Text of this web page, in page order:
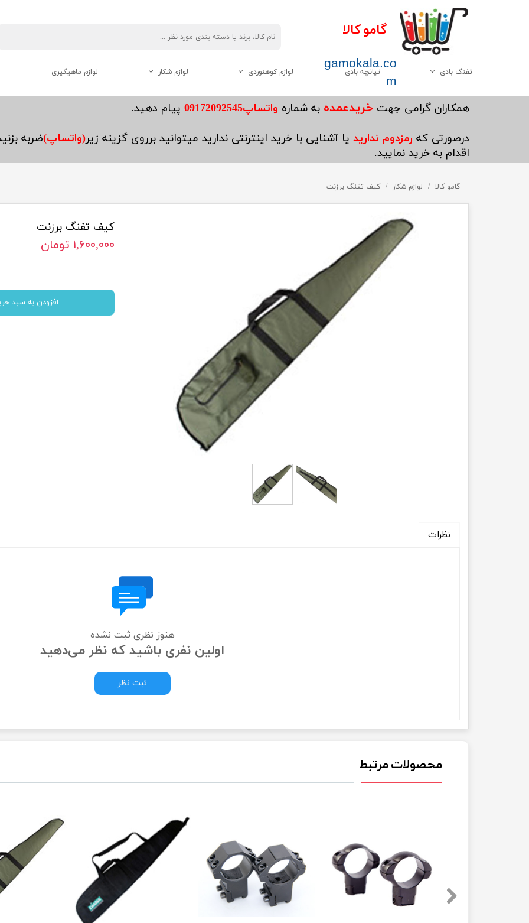
گامو کالا
gamokala.co
m
تفنگ بادی
همه موارد این دسته
وایرخ
تپانچه بادی لوازم کوهنوردی
چاقو تبر
کوله پشتی
کفش کوهنوردی
چادر
عصا کوهنوردی
لوازم شکار
لوازم جانبی تفنگ
لوازم ماهیگیری
​همکاران گرامی جهتخریدعمده به شماره واتساپ09172092545 پیام دهید.
درصورتی که رمزدوم ندارید یا آشنایی با خرید اینترنتی ندارید میتوانید برروی گزینه زیر(واتساپ)ضربه
اقدام به خرید نمایید.
گامو کالا لوازم شکار کیف تفنگ برزنت
کیف تفنگ برزنت
۱,۶۰۰,۰۰۰ تومان
افزودن به سبد
نظرات
هنوز نظری ثبت نشده
اولین نفری باشید که نظر می‌دهید
ثبت نظر
محصولات مرتبط